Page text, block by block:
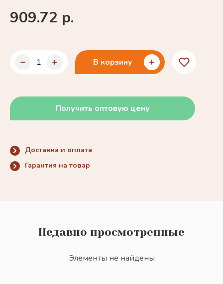
909.72 р.
В корзину
Получить оптовую цену
Доставка и оплата
Гарантия на товар
Недавно просмотренные
Элементы не найдены